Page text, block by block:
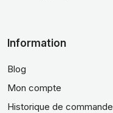
Information
Blog
Mon compte
Historique de commande